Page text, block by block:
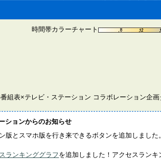
時間帯カラーチャート
番組表×テレビ・ステーション コラボレーション企
ションからのお知らせ
版とスマホ版を行き来できるボタンを追加しまし
ランキンググラフを追加しました！アクセスラン